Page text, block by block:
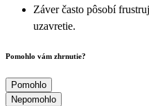
Záver často pôsobí
uzavretie.
Pomohlo vám zhrnutie?
Pomohlo
Nepomohlo